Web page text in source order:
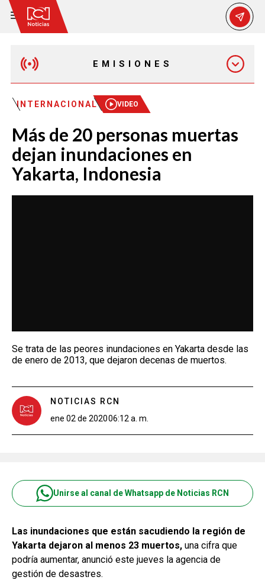
EMISIONES
EMISIÓN 12:30 PM
EMISIÓN 7:00 PM
INTERNACIONAL VIDEO
Más de 20 personas muertas
dejan inundaciones en
Yakarta, Indonesia
Se trata de las peores inundaciones en Yakarta desde las
de enero de 2013, que dejaron decenas de muertos.
NOTICIAS RCN
ene 02 de 202006:12 a. m.
Unirse al canal de Whatsapp de Noticias RCN
Las inundaciones que están sacudiendo la región de
Yakarta dejaron al menos 23 muertos, una cifra que
podría aumentar, anunció este jueves la agencia de
gestión de desastres.